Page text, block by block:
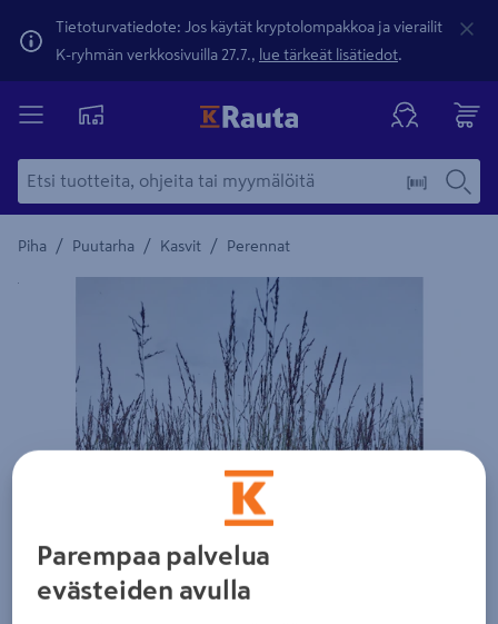
Tietoturvatiedote: Jos käytät kryptolompakkoa ja vierailit
K-ryhmän verkkosivuilla 27.7., lue tärkeät lisätiedot.
Piha / Puutarha / Kasvit / Perennat
Yksityiskohtainen kuvaus löytyy Tuotteen kuvaus -
Parempaa palvelua
evästeiden avulla